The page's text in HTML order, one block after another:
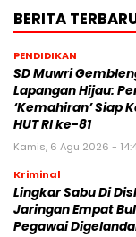
BERITA
PENDIDIKAN
SD Muwri
Lapangan Hijau:
‘Kemahiran’ Siap
HUT RI ke-81
Kamis, 6 Agu 2026 -
Kriminal
Lingkar Sabu Di
Jaringan Empat
Pegawai